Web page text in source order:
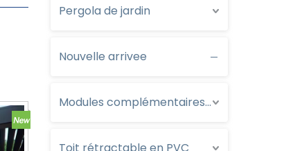
Pergola de jardin
Nouvelle arrivee
Modules complémentaires optionnels pour pergola